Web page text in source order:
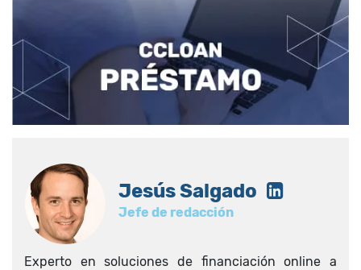
Jesús Salgado
Jefe de redacción
Experto en soluciones de financiación online a